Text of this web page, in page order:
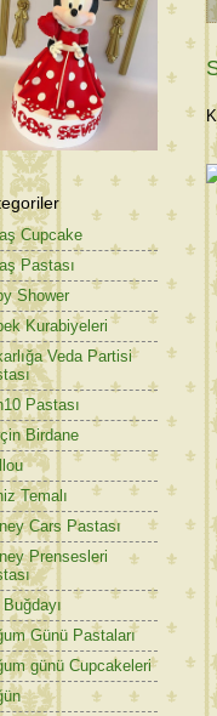
Cupcake
Pastası
Shower
Kurabiyeleri
Veda Partisi
Pastası
Birdane
Temalı
Cars Pastası
Prensesleri
Buğdayı
Günü Pastaları
günü Cupcakeleri